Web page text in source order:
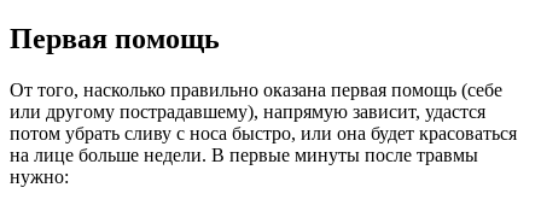
Первая помощь
От того, насколько правильно оказана первая помощь (себе
или другому пострадавшему), напрямую зависит, удастся
потом убрать сливу с носа быстро, или она будет красоваться
на лице больше недели. В первые минуты после травмы
нужно: